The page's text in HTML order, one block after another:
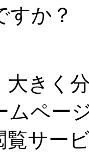
すか？
大きく
ムペー
覧サー